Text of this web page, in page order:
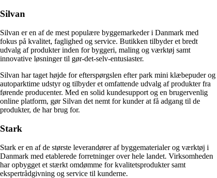
Silvan
Silvan er en af de mest populære byggemarkeder i Danmark med
fokus på kvalitet, faglighed og service. Butikken tilbyder et bredt
udvalg af produkter inden for byggeri, maling og værktøj samt
innovative løsninger til gør-det-selv-entusiaster.
Silvan har taget højde for efterspørgslen efter park mini klæbepuder og
autoparktime udstyr og tilbyder et omfattende udvalg af produkter fra
førende producenter. Med en solid kundesupport og en brugervenlig
online platform, gør Silvan det nemt for kunder at få adgang til de
produkter, de har brug for.
Stark
Stark er en af de største leverandører af byggematerialer og værktøj i
Danmark med etablerede forretninger over hele landet. Virksomheden
har opbygget et stærkt omdømme for kvalitetsprodukter samt
ekspertrådgivning og service til kunderne.